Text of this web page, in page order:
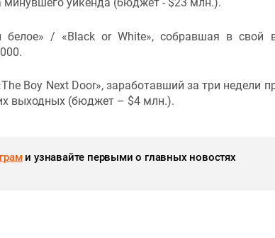
/ «Black or White», собравшая в свой
Boy Next Door», заработавший за три недели
выходных (бюджет – $4 млн.).
и узнавайте первыми о главных новостях